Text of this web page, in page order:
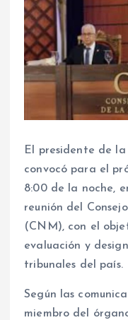
El presidente de la
convocó para el
8:00 de la noche,
reunión del
(CNM), con el
evaluación y
tribunales del país.
Según las
miembro del